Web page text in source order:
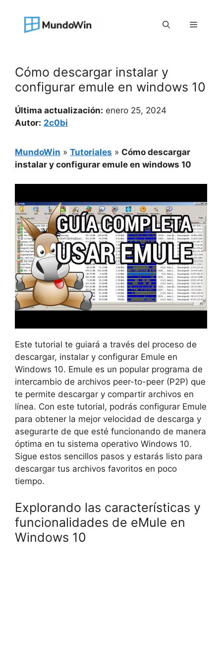
contenido
Menú
Cómo descargar instalar y
configurar emule en windows 10
Última actualización: enero 25, 2024
Autor: 2c0bi
MundoWin » Tutoriales » Cómo descargar
instalar y configurar emule en windows 10
Este tutorial te guiará a través del proceso de
descargar, instalar y configurar Emule en
Windows 10. Emule es un popular programa de
intercambio de archivos peer-to-peer (P2P) que
te permite descargar y compartir archivos en
línea. Con este tutorial, podrás configurar Emule
para obtener la mejor velocidad de descarga y
asegurarte de que esté funcionando de manera
óptima en tu sistema operativo Windows 10.
Sigue estos sencillos pasos y estarás listo para
descargar tus archivos favoritos en poco
tiempo.
Explorando las características y
funcionalidades de eMule en
Windows 10